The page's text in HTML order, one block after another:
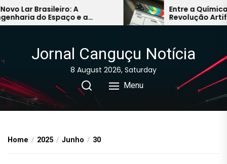
Skip
to
Brasileiro: A
do Espaço e a
Conforto na Próxima
Entre a Química
Revolução Artificial:
Caminhos do
Jornal Canguçu Notícia
8 August 2026, Saturday
Menu
Home 2025 Junho 30